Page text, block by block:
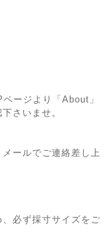
ージより「About」
さいませ。
ールでご連絡差し上
必ず採寸サイズをご